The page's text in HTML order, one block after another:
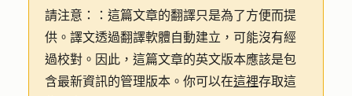
請注意：
：這篇文章的翻譯只是為了方便而提
供。譯文透過翻譯軟體自動建立，可能沒有經
過校對。因此，這篇文章的英文版本應該是包
含最新資訊的管理版本。你可以在這裡存取這